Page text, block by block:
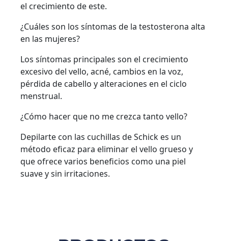
el crecimiento de este.
¿Cuáles son los síntomas de la testosterona alta
en las mujeres?
Los síntomas principales son el crecimiento
excesivo del vello, acné, cambios en la voz,
pérdida de cabello y alteraciones en el ciclo
menstrual.
¿Cómo hacer que no me crezca tanto vello?
Depilarte con las cuchillas de Schick es un
método eficaz para eliminar el vello grueso y
que ofrece varios beneficios como una piel
suave y sin irritaciones.